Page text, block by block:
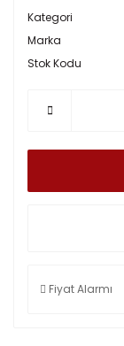
Kategori
Marka
Stok Kodu
Fiyat Alarmı